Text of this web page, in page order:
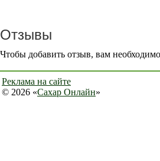
Отзывы
Чтобы добавить отзыв, вам
Реклама на сайте
© 2026 «Сахар Онлайн»